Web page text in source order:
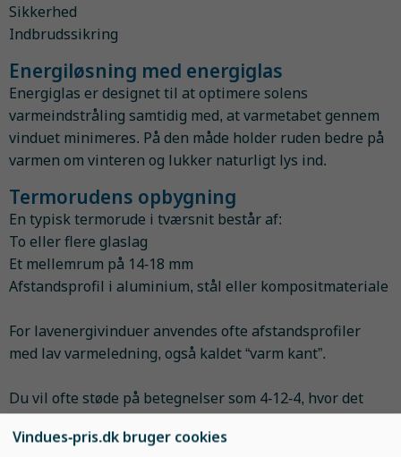
Sikkerhed
Indbrudssikring
Energiløsning med energiglas
Energiglas er designet til at optimere solens
varmeindstråling samtidig med, at varmetabet gennem
vinduet minimeres. På den måde holder ruden bedre på
varmen om vinteren og lukker naturligt lys ind.
Termorudens opbygning
En typisk termorude i tværsnit består af:
To eller flere glaslag
Et mellemrum på 14-18 mm
Afstandsprofil i aluminium, stål eller kompositmateriale
For lavenergivinduer anvendes ofte afstandsprofiler
med lav varmeledning, også kaldet “varm kant”.
Du vil ofte støde på betegnelser som 4-12-4, hvor det
første og sidste tal angiver glastykkelsen (4 mm), og
tallet imellem viser mellemrumsmålet (12 mm).
Vindues-pris.dk bruger cookies